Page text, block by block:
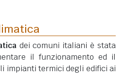
dei comuni italiani è stata
il funzionamento ed il
impianti termici degli edifici ai